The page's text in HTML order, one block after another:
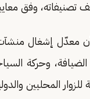
تصنيفاته، وفق
أن معدّل إشغال
وحركة
المحليين